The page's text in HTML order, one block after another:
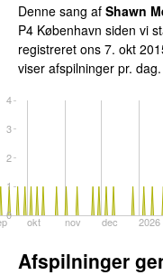
Denne sang af Shawn
P4 København siden vi
registreret ons 7. okt
viser afspilninger pr. dag.
okt nov dec 2026
0
1
2
3
4
Afspilninger